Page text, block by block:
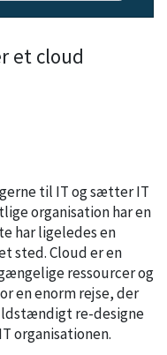
et cloud
til IT og sætter IT
organisation har en
har ligeledes en
sted. Cloud er en
ressourcer og
en enorm rejse, der
re-designe
organisationen.